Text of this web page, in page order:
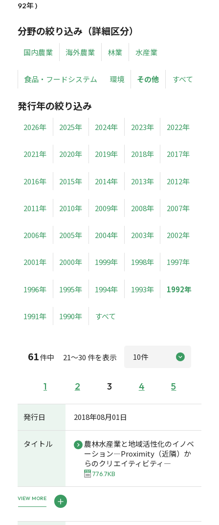
92年 )
分野の絞り込み（詳細区分）
国内農業 海外農業 林業 水産業
食品・フードシステム 環境 その他 すべて
発行年の絞り込み
2026年 2025年 2024年 2023年 2022年
2021年 2020年 2019年 2018年 2017年
2016年 2015年 2014年 2013年 2012年
2011年 2010年 2009年 2008年 2007年
2006年 2005年 2004年 2003年 2002年
2001年 2000年 1999年 1998年 1997年
1996年 1995年 1994年 1993年 1992年
1991年 1990年 すべて
61件中 21～30 件を表示
1 2 3 4 5
発行日 2018年08月01日
タイトル
農林水産業と地域活性化のイノベ
ーション―Proximity（近隣）か
らのクリエイティビティ―
776.7KB
VIEW MORE